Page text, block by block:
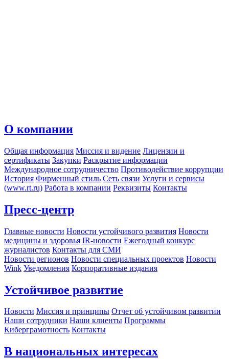
О компании
Общая информация Миссия и видение Лицензии и
сертификаты Закупки Раскрытие информации
Международное сотрудничество Противодействие коррупции
История Фирменный стиль Сеть связи Услуги и сервисы
(www.rt.ru) Работа в компании Реквизиты Контакты
Пресс-центр
Главные новости Новости устойчивого развития Новости
медицины и здоровья IR-новости Ежегодный конкурс
журналистов Контакты для СМИ
Новости регионов Новости специальных проектов Новости
Wink Уведомления Корпоративные издания
Устойчивое развитие
Новости Миссия и принципы Отчет об устойчивом развитии
Наши сотрудники Наши клиенты Программы
Киберграмотность Контакты
В национальных интересах